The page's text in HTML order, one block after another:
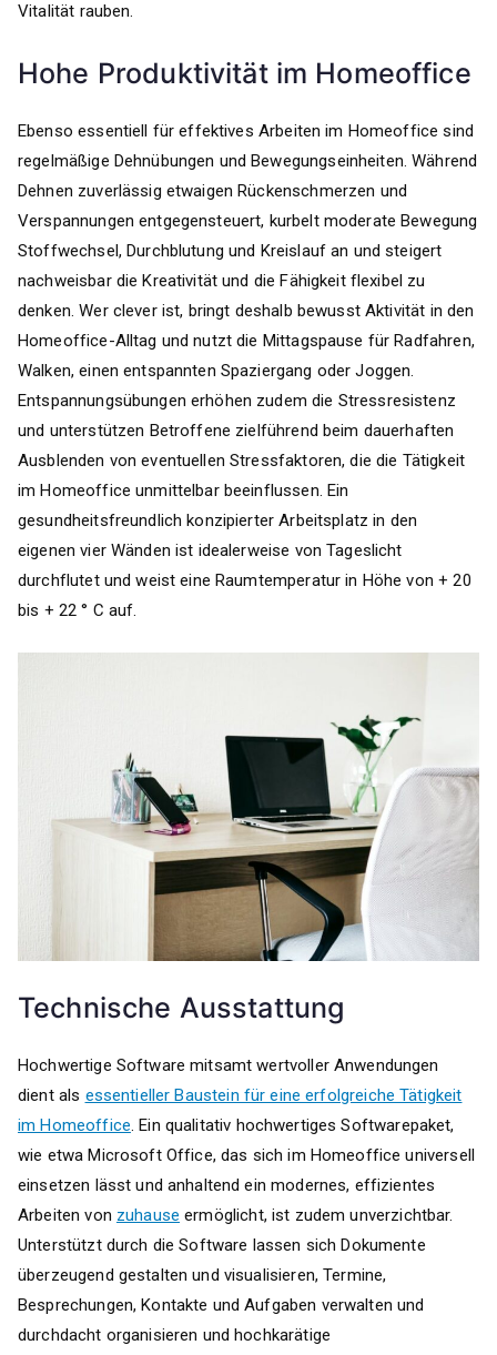
Vitalität rauben.
Hohe Produktivität im Homeoffice
Ebenso essentiell für effektives Arbeiten im Homeoffice sind
regelmäßige Dehnübungen und Bewegungseinheiten. Während
Dehnen zuverlässig etwaigen Rückenschmerzen und
Verspannungen entgegensteuert, kurbelt moderate Bewegung
Stoffwechsel, Durchblutung und Kreislauf an und steigert
nachweisbar die Kreativität und die Fähigkeit flexibel zu
denken. Wer clever ist, bringt deshalb bewusst Aktivität in den
Homeoffice-Alltag und nutzt die Mittagspause für Radfahren,
Walken, einen entspannten Spaziergang oder Joggen.
Entspannungsübungen erhöhen zudem die Stressresistenz
und unterstützen Betroffene zielführend beim dauerhaften
Ausblenden von eventuellen Stressfaktoren, die die Tätigkeit
im Homeoffice unmittelbar beeinflussen. Ein
gesundheitsfreundlich konzipierter Arbeitsplatz in den
eigenen vier Wänden ist idealerweise von Tageslicht
durchflutet und weist eine Raumtemperatur in Höhe von + 20
bis + 22 ° C auf.
Technische Ausstattung
Hochwertige Software mitsamt wertvoller Anwendungen
dient als essentieller Baustein für eine erfolgreiche Tätigkeit
im Homeoffice. Ein qualitativ hochwertiges Softwarepaket,
wie etwa Microsoft Office, das sich im Homeoffice universell
einsetzen lässt und anhaltend ein modernes, effizientes
Arbeiten von zuhause ermöglicht, ist zudem unverzichtbar.
Unterstützt durch die Software lassen sich Dokumente
überzeugend gestalten und visualisieren, Termine,
Besprechungen, Kontakte und Aufgaben verwalten und
durchdacht organisieren und hochkarätige